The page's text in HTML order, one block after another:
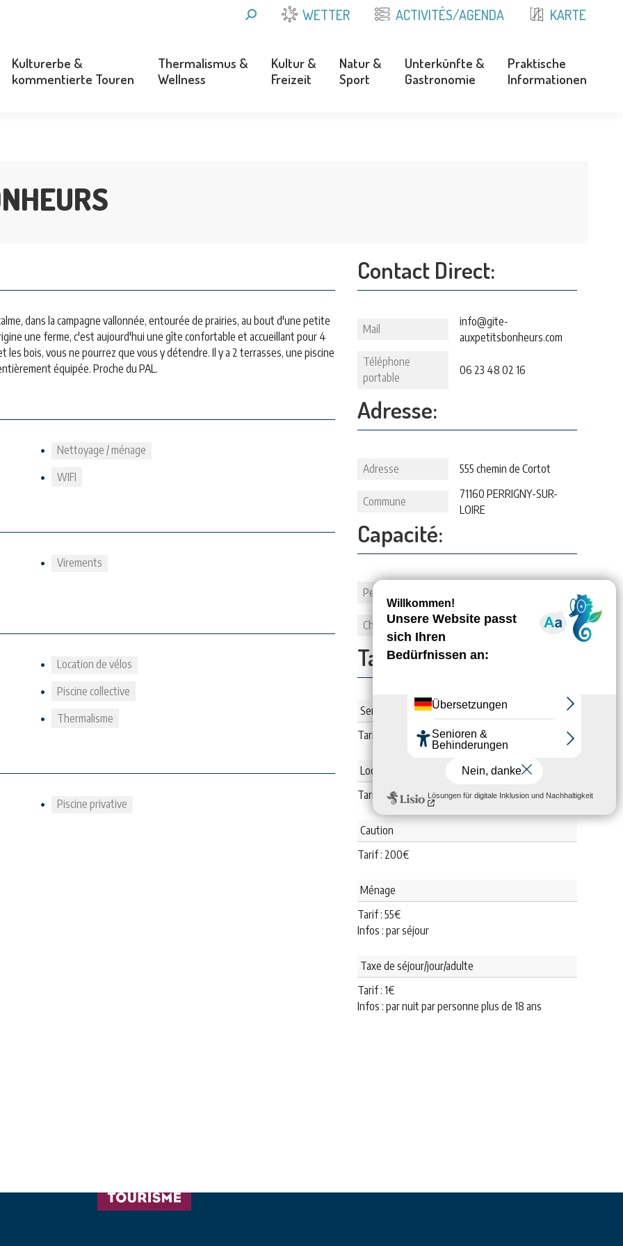
SEARCH: WETTER ACTIVITÉS/AGENDA KARTE
Kulturerbe &
kommentierte Touren
Thermalismus &
Wellness
Kultur &
Freizeit
Natur &
Sport
Unterkünfte &
Gastronomie
Praktische
Informationen
dans la campagne vallonnée, entourée de prairies, au bout d'une petite
une ferme, c'est aujourd'hui une gîte confortable et accueillant pour 4
bois, vous ne pourrez que vous y détendre. Il y a 2 terrasses, une piscine
équipée. Proche du PAL.
Nettoyage / ménage
WIFI
Virements
Location de vélos
Piscine collective
Thermalisme
Piscine privative
Contact Direct:
Mail
info@gite-
auxpetitsbonheurs.com
Téléphone
portable
06 23 48 02 16
Adresse:
Adresse 555 chemin de Cortot
Commune
71160 PERRIGNY-SUR-
LOIRE
Capacité:
Personnes
Chambes 2
Tarifs:
Semaine Basse Saison
Tarif :
Location 2 nuits
Tarif : De190€à210€
Caution
Tarif : 200€
Ménage
Tarif : 55€
Infos : par séjour
Taxe de séjour/jour/adulte
Tarif : 1€
Infos : par nuit par personne plus de 18 ans
Thermalismus &
Kultur &
Natur &
Unterkünfte &
Praktische